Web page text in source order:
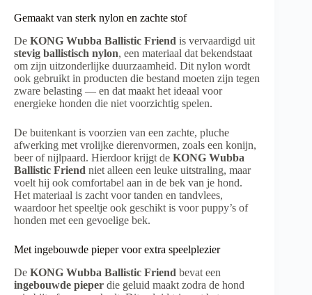
Gemaakt van sterk nylon en zachte stof
De KONG Wubba Ballistic Friend is vervaardigd uit
stevig ballistisch nylon, een materiaal dat bekendstaat
om zijn uitzonderlijke duurzaamheid. Dit nylon wordt
ook gebruikt in producten die bestand moeten zijn tegen
zware belasting — en dat maakt het ideaal voor
energieke honden die niet voorzichtig spelen.
De buitenkant is voorzien van een zachte, pluche
afwerking met vrolijke dierenvormen, zoals een konijn,
beer of nijlpaard. Hierdoor krijgt de KONG Wubba
Ballistic Friend niet alleen een leuke uitstraling, maar
voelt hij ook comfortabel aan in de bek van je hond.
Het materiaal is zacht voor tanden en tandvlees,
waardoor het speeltje ook geschikt is voor puppy’s of
honden met een gevoelige bek.
Met ingebouwde pieper voor extra speelplezier
De KONG Wubba Ballistic Friend bevat een
ingebouwde pieper die geluid maakt zodra de hond